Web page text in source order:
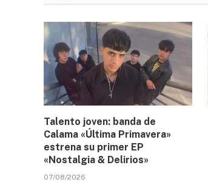
Talento joven: banda de
Calama «Última Primavera»
estrena su primer EP
«Nostalgia & Delirios»
07/08/2026